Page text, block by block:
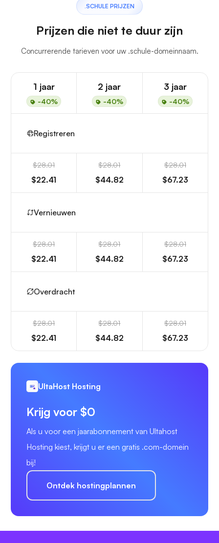
.SCHULE PRIJZEN
Prijzen die niet te duur zijn
Concurrerende tarieven voor uw .schule-domeinnaam.
1 jaar
-40%
2 jaar
-40%
3 jaar
-40%
Registreren
$28.01
$22.41
$28.01
$44.82
$28.01
$67.23
Vernieuwen
$28.01
$22.41
$28.01
$44.82
$28.01
$67.23
Overdracht
$28.01
$22.41
$28.01
$44.82
$28.01
$67.23
UltaHost Hosting
Krijg voor $0
Als u voor een jaarabonnement van Ultahost
Hosting kiest, krijgt u er een gratis .com-domein
bij!
Ontdek hostingplannen